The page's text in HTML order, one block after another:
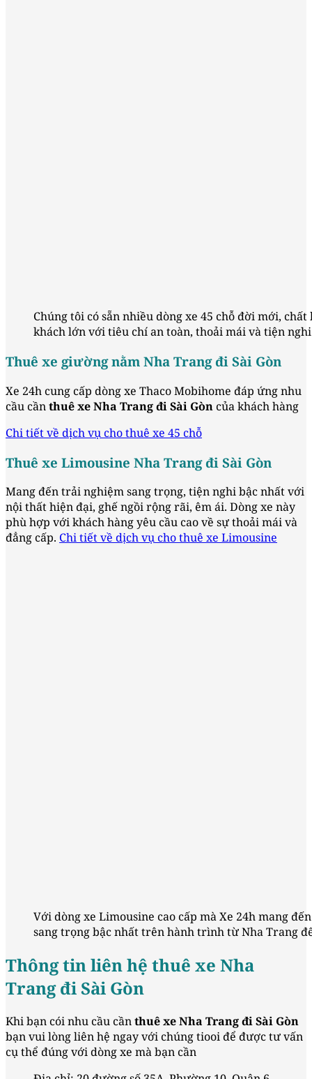
Chúng tôi có sẵn nhiều dòng xe 45 chỗ đời mới,
khách lớn với tiêu chí an toàn, thoải mái và tiện
Thuê xe giường nằm Nha Trang đi Sài Gòn
Xe 24h cung cấp dòng xe Thaco Mobihome đáp ứng nhu
cầu cầnthuê xe Nha Trang đi Sài Gòncủa khách hàng
Chi tiết về dịch vụ cho thuê xe 45 chỗ
Thuê xe Limousine Nha Trang đi Sài Gòn
Mang đến trải nghiệm sang trọng, tiện nghi bậc nhất với
nội thất hiện đại, ghế ngồi rộng rãi, êm ái. Dòng xe này
phù hợp với khách hàng yêu cầu cao về sự thoải mái và
đẳng cấp. Chi tiết về dịch vụ cho thuê xe Limousine
Với dòng xe Limousine cao cấp mà Xe 24h mang
sang trọng bậc nhất trên hành trình từ Nha Trang
Thông tin liên hệ thuê xe Nha
Trang đi Sài Gòn
Khi bạn cói nhu cầu cầnthuê xe Nha Trang đi Sài Gòn
bạn vui lòng liên hệ ngay với chúng tiooi để được tư vấn
cụ thể đúng với dòng xe mà bạn cần